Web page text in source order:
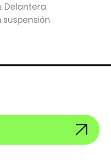
: Delantera
suspensión